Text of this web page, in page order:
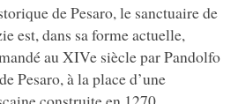
de Pesaro, le sanctuaire de
est, dans sa forme actuelle,
au XIVe siècle par Pandolfo
Pesaro, à la place d’une